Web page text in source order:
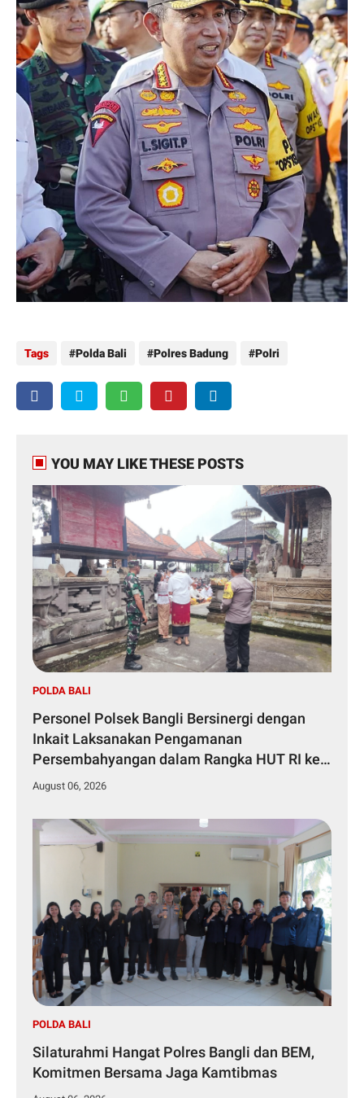
Tags Polda Bali Polres Badung Polri
YOU MAY LIKE THESE POSTS
POLDA BALI
Personel Polsek Bangli Bersinergi dengan
Inkait Laksanakan Pengamanan
Persembahyangan dalam Rangka HUT RI ke-
81 Tahun 2026
August 06, 2026
POLDA BALI
Silaturahmi Hangat Polres Bangli dan BEM,
Komitmen Bersama Jaga Kamtibmas